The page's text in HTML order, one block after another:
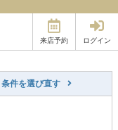
来店予約 ログイン
条件を選び直す